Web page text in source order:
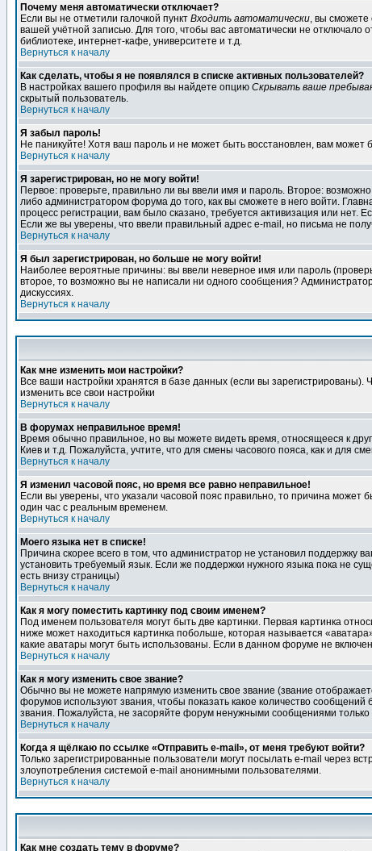
Почему меня автоматически отключает?
Если вы не отметили галочкой пункт Входить автоматически, вы сможете
вашей учётной записью. Для того, чтобы вас автоматически не отключало
библиотеке, интернет-кафе, университете и т.д.
Вернуться к началу
Как сделать, чтобы я не появлялся в списке активных пользователей?
В настройках вашего профиля вы найдете опцию Скрывать ваше
скрытый пользователь.
Вернуться к началу
Я забыл пароль!
Не паникуйте! Хотя ваш пароль и не может быть восстановлен, вам может
Вернуться к началу
Я зарегистрирован, но не могу войти!
Первое: проверьте, правильно ли вы ввели имя и пароль. Второе:
либо администратором форума до того, как вы сможете в него войти.
процесс регистрации, вам было сказано, требуется активизация или нет.
Если же вы уверены, что ввели правильный адрес e-mail, но письма не
Вернуться к началу
Я был зарегистрирован, но больше не могу войти!
Наиболее вероятные причины: вы ввели неверное имя или пароль
второе, то возможно вы не написали ни одного сообщения?
дискуссиях.
Вернуться к началу
Как мне изменить мои настройки?
Все ваши настройки хранятся в базе данных (если вы зарегистрированы).
изменить все свои настройки
Вернуться к началу
В форумах неправильное время!
Время обычно правильное, но вы можете видеть время, относящееся к
Киев и т.д. Пожалуйста, учтите, что для смены часового пояса, как и для
Вернуться к началу
Я изменил часовой пояс, но время все равно неправильное!
Если вы уверены, что указали часовой пояс правильно, то причина
один час с реальным временем.
Вернуться к началу
Моего языка нет в списке!
Причина скорее всего в том, что администратор не установил
установить требуемый язык. Если же поддержки нужного языка пока не
есть внизу страницы)
Вернуться к началу
Как я могу поместить картинку под своим именем?
Под именем пользователя могут быть две картинки. Первая картинка
ниже может находиться картинка побольше, которая называется
какие аватары могут быть использованы. Если в данном форуме не
Вернуться к началу
Как я могу изменить свое звание?
Обычно вы не можете напрямую изменить свое звание (звание
форумов используют звания, чтобы показать какое количество
звания. Пожалуйста, не засоряйте форум ненужными сообщениями
Вернуться к началу
Когда я щёлкаю по ссылке «Отправить e-mail», от меня требуют войти?
Только зарегистрированные пользователи могут посылать e-mail через
злоупотребления системой e-mail анонимными пользователями.
Вернуться к началу
Как мне создать тему в форуме?